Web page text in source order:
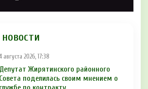
августа 2026, 17:38
Депутат Жирятинского районного
Совета поделилась своим мнением о